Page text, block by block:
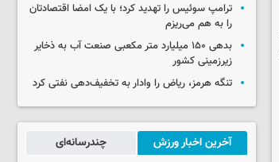
ترامپ سوئیس را تهدید کرد؛ با یک امضا اقتصادتان
را به هم می‌ریزم
بدهی ۱۵۰ میلیارد متر مکعبی صنعت آب به ذخایر
زیرزمینی کشور
تنگه هرمز، ریاض را وادار به تخفیف‌دهی نفتی کرد
آخرین اخبار ورزش چندرسانه‌ای